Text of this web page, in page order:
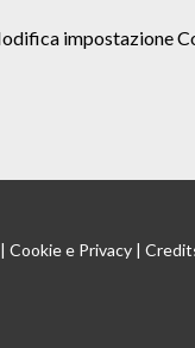
impostazione
|Cookiee Privacy |